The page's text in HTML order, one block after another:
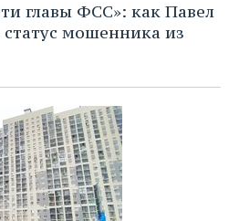
главы ФСС»: как Павел
статус мошенника из